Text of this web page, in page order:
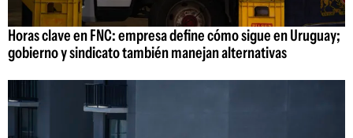
Horas clave en FNC: empresa define cómo sigue en Uruguay;
gobierno y sindicato también manejan alternativas